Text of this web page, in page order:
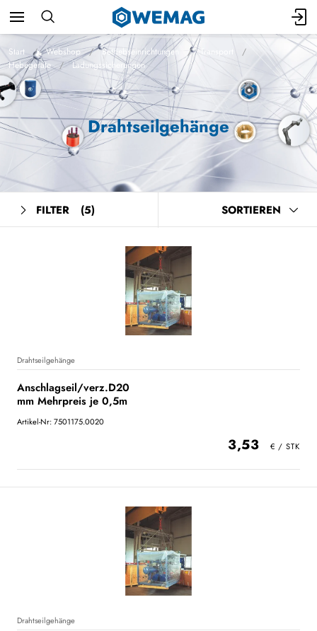
Start Webshop Betriebseinrichtungen
Transport
Hebegeräte
Ladungssicherungen
Drahtseilgehänge
FILTER (5) SORTIEREN
Drahtseilgehänge
Anschlagseil/verz.D20
mm Mehrpreis je 0,5m
Artikel-Nr: 7501175.0020
3,53
Drahtseilgehänge